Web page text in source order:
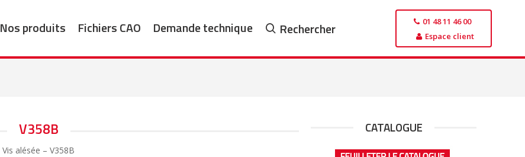
Nos produits Fichiers CAO Demande technique Rechercher
01 48 11 46 00
Espace client
V358B
Vis alésée – V358B
CATALOGUE